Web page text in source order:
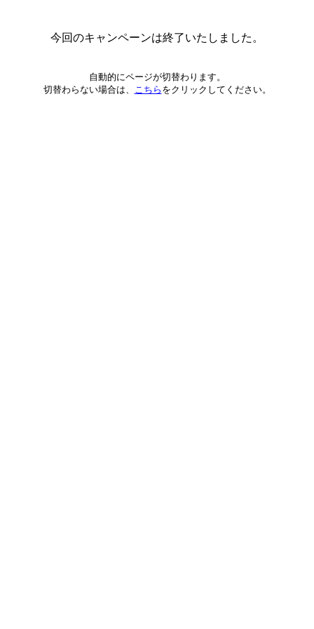
今回のキャンペーンは終了いたしました。
自動的にページが切替わります。
切替わらない場合は、 こちら をクリックしてください。